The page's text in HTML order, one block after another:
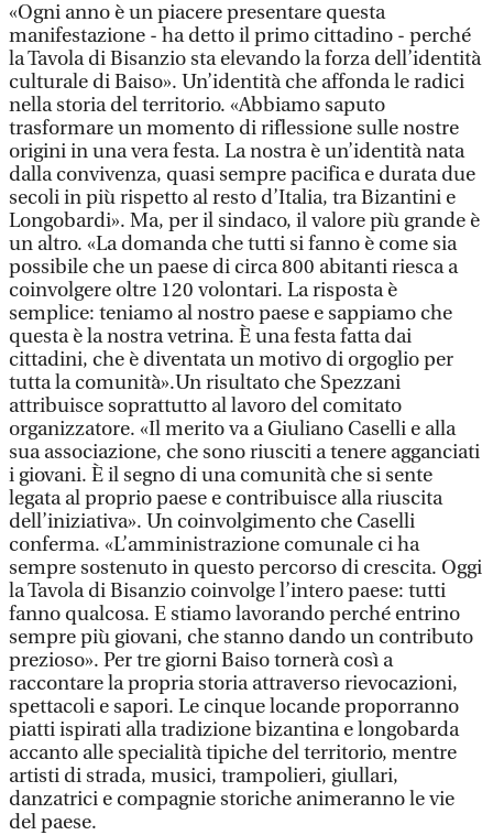
«Ogni anno è un piacere presentare questa
manifestazione - ha detto il primo cittadino - perché
la Tavola di Bisanzio sta elevando la forza dell’identità
culturale di Baiso». Un’identità che affonda le radici
nella storia del territorio. «Abbiamo saputo
trasformare un momento di riflessione sulle nostre
origini in una vera festa. La nostra è un’identità nata
dalla convivenza, quasi sempre pacifica e durata due
secoli in più rispetto al resto d’Italia, tra Bizantini e
Longobardi». Ma, per il sindaco, il valore più grande è
un altro. «La domanda che tutti si fanno è come sia
possibile che un paese di circa 800 abitanti riesca a
coinvolgere oltre 120 volontari. La risposta è
semplice: teniamo al nostro paese e sappiamo che
questa è la nostra vetrina. È una festa fatta dai
cittadini, che è diventata un motivo di orgoglio per
tutta la comunità».Un risultato che Spezzani
attribuisce soprattutto al lavoro del comitato
organizzatore. «Il merito va a Giuliano Caselli e alla
sua associazione, che sono riusciti a tenere agganciati
i giovani. È il segno di una comunità che si sente
legata al proprio paese e contribuisce alla riuscita
dell’iniziativa». Un coinvolgimento che Caselli
conferma. «L’amministrazione comunale ci ha
sempre sostenuto in questo percorso di crescita. Oggi
la Tavola di Bisanzio coinvolge l’intero paese: tutti
fanno qualcosa. E stiamo lavorando perché entrino
sempre più giovani, che stanno dando un contributo
prezioso». Per tre giorni Baiso tornerà così a
raccontare la propria storia attraverso rievocazioni,
spettacoli e sapori. Le cinque locande proporranno
piatti ispirati alla tradizione bizantina e longobarda
accanto alle specialità tipiche del territorio, mentre
artisti di strada, musici, trampolieri, giullari,
danzatrici e compagnie storiche animeranno le vie
del paese.